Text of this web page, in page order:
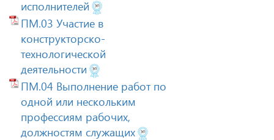
исполнителей
ПМ.03 Участие в
конструкторско-
технологической
деятельности
ПМ.04 Выполнение работ по
одной или нескольким
профессиям рабочих,
должностям служащих